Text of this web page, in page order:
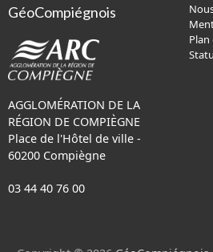
GéoCompiégnois
AGGLOMÉRATION DE LA
RÉGION DE COMPIÈGNE
Place de l'Hôtel de ville -
60200 Compiègne
03 44 40 76 00